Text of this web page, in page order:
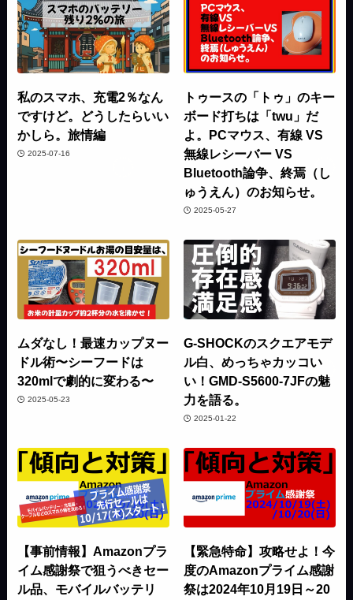
私のスマホ、充電2％なん
ですけど。どうしたらいい
かしら。旅情編
2025-07-16
トゥースの「トゥ」のキー
ボード打ちは「twu」だ
よ。PCマウス、有線 VS
無線レシーバー VS
Bluetooth論争、終焉（し
ゅうえん）のお知らせ。
2025-05-27
ムダなし！最速カップヌー
ドル術〜シーフードは
320mlで劇的に変わる〜
2025-05-23
G-SHOCKのスクエアモデ
ル白、めっちゃカッコい
い！GMD-S5600-7JFの魅
力を語る。
2025-01-22
【事前情報】Amazonプラ
イム感謝祭で狙うべきセー
ル品、モバイルバッテリ
【緊急特命】攻略せよ！今
度のAmazonプライム感謝
祭は2024年10月19日～20